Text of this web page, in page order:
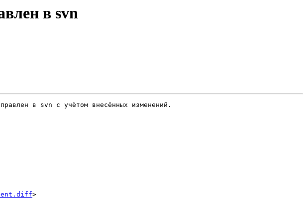
в svn
в svn с учётом внесённых изменений.
>